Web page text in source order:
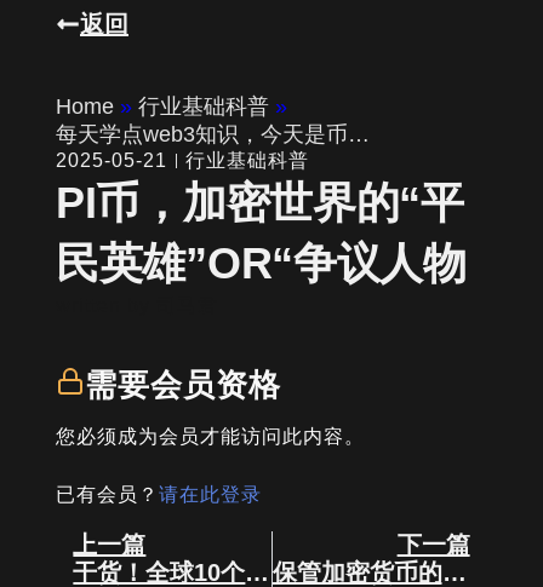
返回
Home » 行业基础科普 »
每天学点web3知识，今天是币…
2025-05-21 行业基础科普
PI币，加密世界的“平
民英雄”OR“争议人物
需要会员资格
您必须成为会员才能访问此内容。
已有会员？ 请在此登录
Prev
上一篇
干货！全球10个最适合加密货币发展的国家
下一篇
保管加密货币的两种方式